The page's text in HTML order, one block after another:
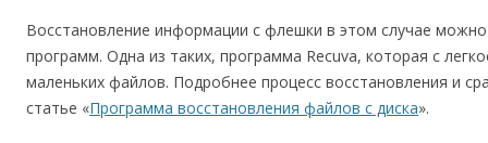
Восстановление информации с флешки в этом случае
программ. Одна из таких, программа Recuva, которая с
маленьких файлов. Подробнее процесс восстановления и
статье «Программа восстановления файлов с диска».